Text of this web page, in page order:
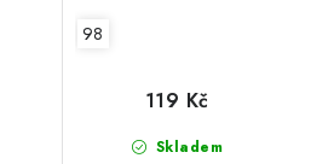
98
Skladem
119 Kč